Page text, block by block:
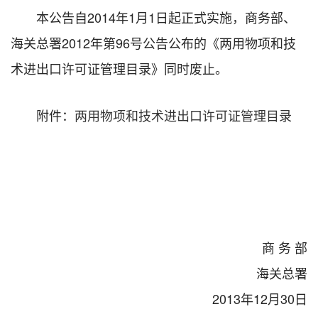
本公告自2014年1月1日起正式实施，商务部、
海关总署2012年第96号公告公布的《两用物项和技
术进出口许可证管理目录》同时废止。
附件： 两用物项和技术进出口许可证管理目录
商 务 部
海关总署
2013年12月30日